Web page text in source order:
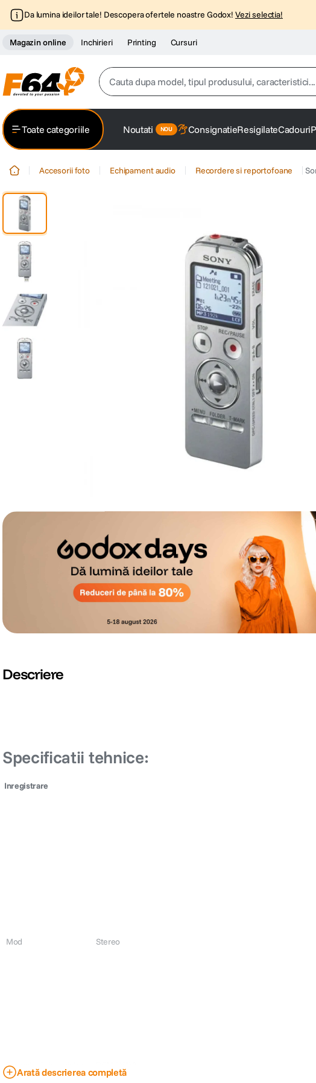
Da lumina ideilor tale! Descopera ofertele noastre Godox! Vezi selectia!
Magazin online Inchirieri Printing Cursuri
Cauta dupa model, tipul produsului, caracteristici...
2. trepied
canon sx740 hs
card memorie
dji osmo pocket 4
Toate categoriile Noutati ConsignatieResigilateCadouri
Accesorii foto Echipament audio Recordere si reportofoane
Descriere
Specificatii tehnice:
Inregistrare
Mod Stereo
Formate de inregistrare
MP3
Arată descrierea completă